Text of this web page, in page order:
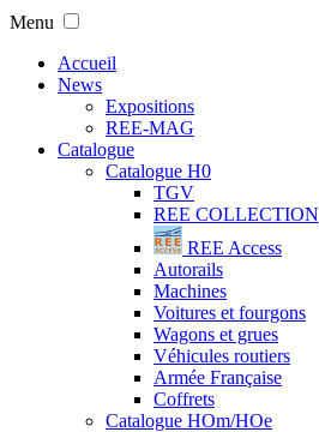
Menu
Accueil
News
Expositions
REE-MAG
Catalogue
Catalogue H0
TGV
REE COLLECTION
REE Access
Autorails
Machines
Voitures et fourgons
Wagons et grues
Véhicules routiers
Armée Française
Coffrets
Catalogue HOm/HOe